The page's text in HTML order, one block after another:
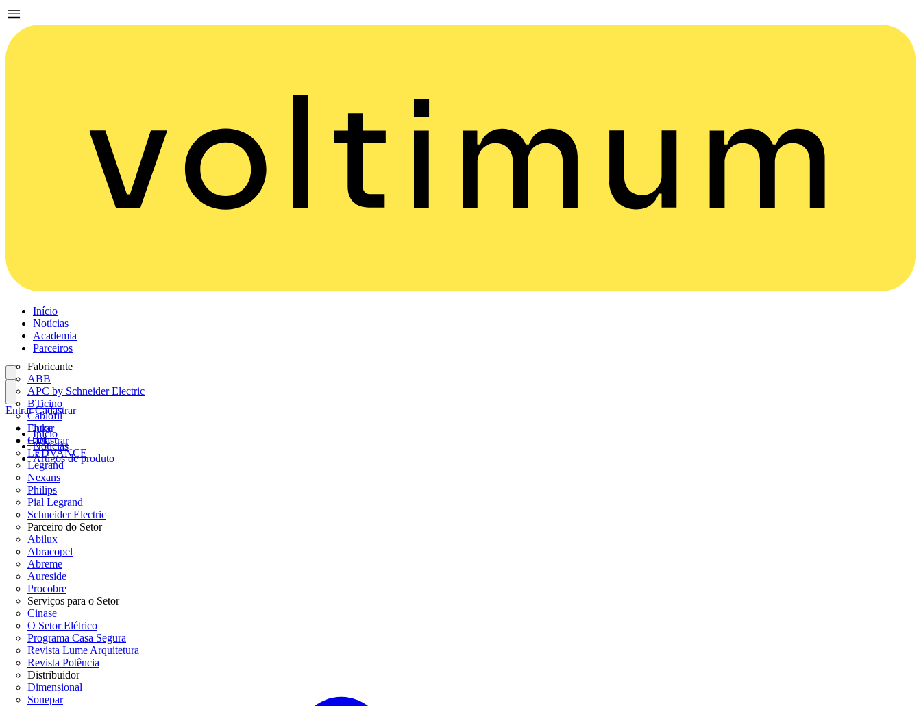
Início
Notícias
Academia
Parceiros
Fabricante
ABB
APC by Schneider Electric
BTicino
Cablofil
Fluke
HDL
LEDVANCE
Legrand
Nexans
Philips
Pial Legrand
Schneider Electric
Parceiro do Setor
Abilux
Abracopel
Abreme
Aureside
Procobre
Serviços para o Setor
Cinase
O Setor Elétrico
Programa Casa Segura
Revista Lume Arquitetura
Revista Potência
Distribuidor
Dimensional
Sonepar
Entrar
Cadastrar
Entrar Cadastrar
Início
Notícias
Artigos de produto